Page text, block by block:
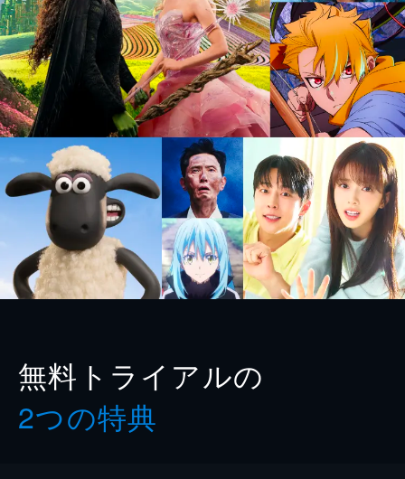
無料トライアルの
2つの特典